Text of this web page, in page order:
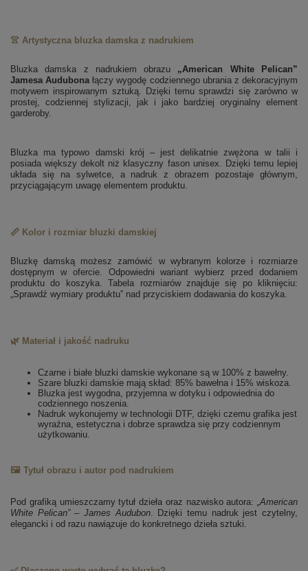
👚 Artystyczna bluzka damska z nadrukiem
Bluzka damska z nadrukiem obrazu „American White Pelican”
Jamesa Audubonałączy wygodę codziennego ubrania z dekoracyjnym
motywem inspirowanym sztuką. Dzięki temu sprawdzi się zarówno w
prostej, codziennej stylizacji, jak i jako bardziej oryginalny element
garderoby.
Bluzka ma typowo damski krój – jest delikatnie zwężona w talii i
posiada większy dekolt niż klasyczny fason unisex. Dzięki temu lepiej
układa się na sylwetce, a nadruk z obrazem pozostaje głównym,
przyciągającym uwagę elementem produktu.
📏 Kolor i rozmiar bluzki damskiej
Bluzkę damską możesz zamówić w wybranym kolorze i rozmiarze
dostępnym w ofercie. Odpowiedni wariant wybierz przed dodaniem
produktu do koszyka. Tabela rozmiarów znajduje się po kliknięciu:
„Sprawdź wymiary produktu” nad przyciskiem dodawania do koszyka.
🌿 Materiał i jakość nadruku
Czarne i białe bluzki damskie wykonane są w 100% z bawełny.
Szare bluzki damskie mają skład: 85% bawełna i 15% wiskoza.
Bluzka jest wygodna, przyjemna w dotyku i odpowiednia do
codziennego noszenia.
Nadruk wykonujemy w technologii DTF, dzięki czemu grafika jest
wyraźna, estetyczna i dobrze sprawdza się przy codziennym
użytkowaniu.
🖼️ Tytuł obrazu i autor pod nadrukiem
Pod grafiką umieszczamy tytuł dzieła oraz nazwisko autora: „American
White Pelican” – James Audubon. Dzięki temu nadruk jest czytelny,
elegancki i od razu nawiązuje do konkretnego dzieła sztuki.